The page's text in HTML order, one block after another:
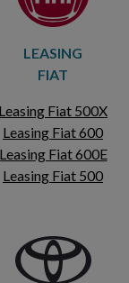
LEASING
FIAT
Leasing Fiat 500X
Leasing Fiat 600
Leasing Fiat 600E
Leasing Fiat 500